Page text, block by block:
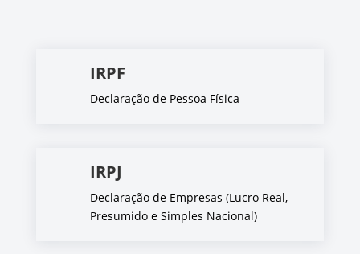
IRPF
Declaração de Pessoa Física
IRPJ
Declaração de Empresas (Lucro Real,
Presumido e Simples Nacional)